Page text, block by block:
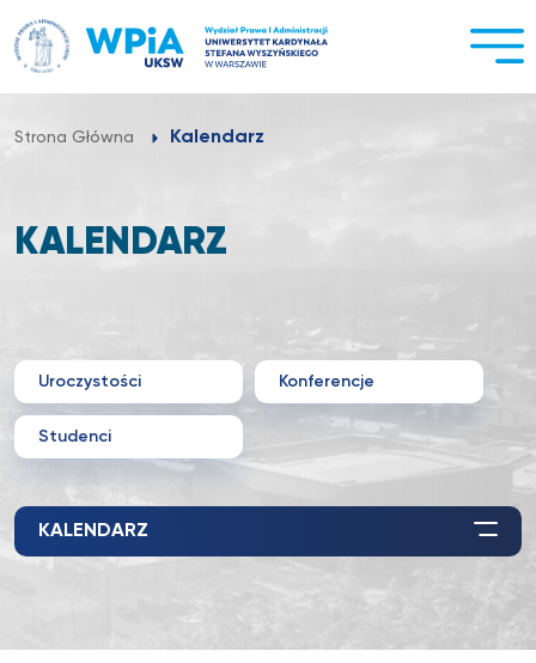
do
treści
Strona Główna Kalendarz
KALENDARZ
Uroczystości Konferencje
Studenci
KALENDARZ